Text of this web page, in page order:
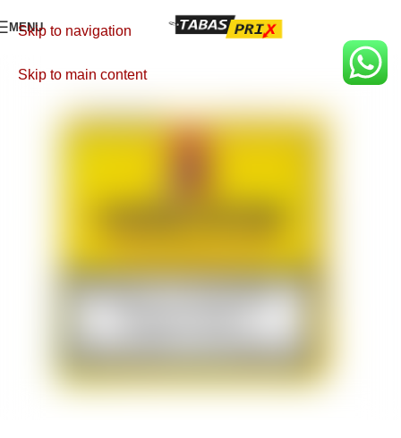
Skip to navigation
Skip to main content
MENU